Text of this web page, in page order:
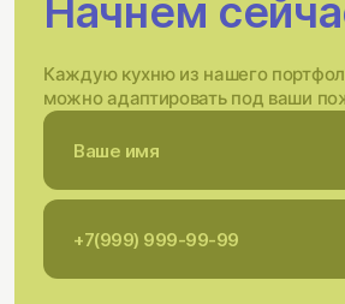
Начнём
Каждую кухню из нашего
можно адаптировать под ваши